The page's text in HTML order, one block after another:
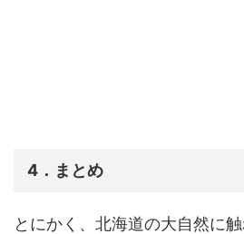
4．まとめ
とにかく、北海道の大自然に